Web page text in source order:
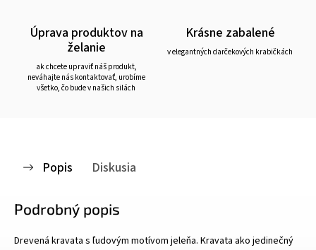
Úprava produktov na
želanie
ak chcete upraviť náš produkt,
neváhajte nás kontaktovať, urobíme
všetko, čo bude v našich silách
Krásne zabalené
v elegantných darčekových krabičkách
Popis Diskusia
Podrobný popis
Drevená kravata s ľudovým motívom jeleňa. Kravata ako jedinečný